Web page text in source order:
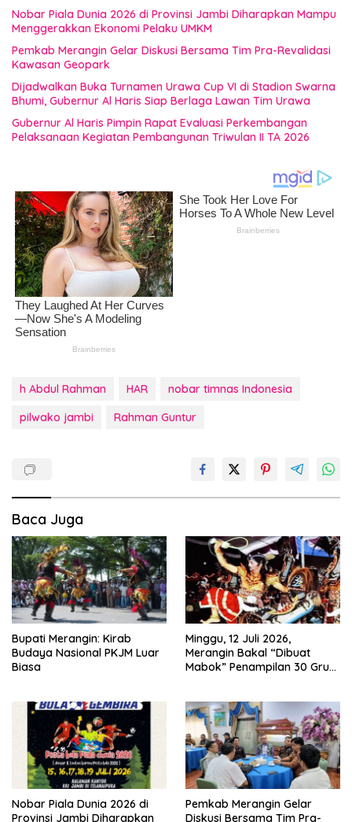
Nobar Piala Dunia 2026 di Provinsi Jambi Diharapkan Mampu
Menggerakkan Ekonomi Pelaku UMKM
Pemkab Merangin Gelar Diskusi Bersama Tim Pra-Revalidasi
Kawasan Geopark
Dijadwalkan Buka Turnamen Urawa Cup VI di Stadion Swarna
Bhumi, Gubernur Al Haris Siap Berlaga Lawan Tim Urawa
Gubernur Al Haris Pimpin Rapat Evaluasi Perkembangan
Pelaksanaan Kegiatan Pembangunan Triwulan II TA 2026
h Abdul Rahman HAR
nobar timnas Indonesia
pilwako jambi
Rahman Guntur
Baca Juga
Bupati Merangin: Kirab
Budaya Nasional PKJM Luar
Biasa
Minggu, 12 Juli 2026,
Merangin Bakal “Dibuat
Mabok” Penampilan 30 Grup
Nobar Piala Dunia 2026 di
Provinsi Jambi Diharapkan
Pemkab Merangin Gelar
Diskusi Bersama Tim Pra-